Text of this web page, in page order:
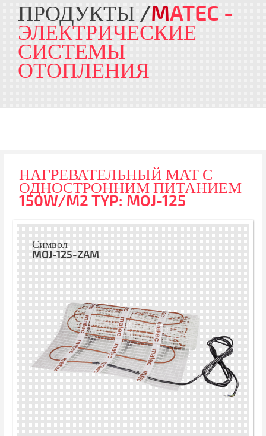
ПРОДУКТЫ MATEC -
ЭЛЕКТРИЧЕСКИЕ
СИСТЕМЫ
ОТОПЛЕНИЯ
НАГРЕВАТЕЛЬНЫЙ МАТ С
ОДНОСТРОННИМ ПИТАНИЕМ
150W/M2 TYP: MOJ-125
Символ
MOJ-125-ZAM